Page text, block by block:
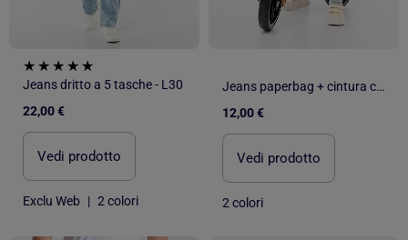
Jeans dritto a 5 tasche - L30
22,00 €
Vedi prodotto
Exclu Web | 2 colori
Jeans paperbag + cintura con motivo
12,00 €
Vedi prodotto
2 colori